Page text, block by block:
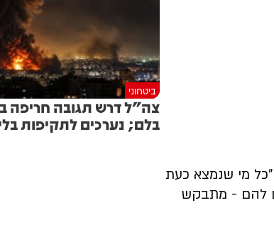
"כל מי שנמצא כעת
להם - מתבקש
ביטחוני
צה"ל דרש תגובה חריפה
בלם; נערכים לתקיפות